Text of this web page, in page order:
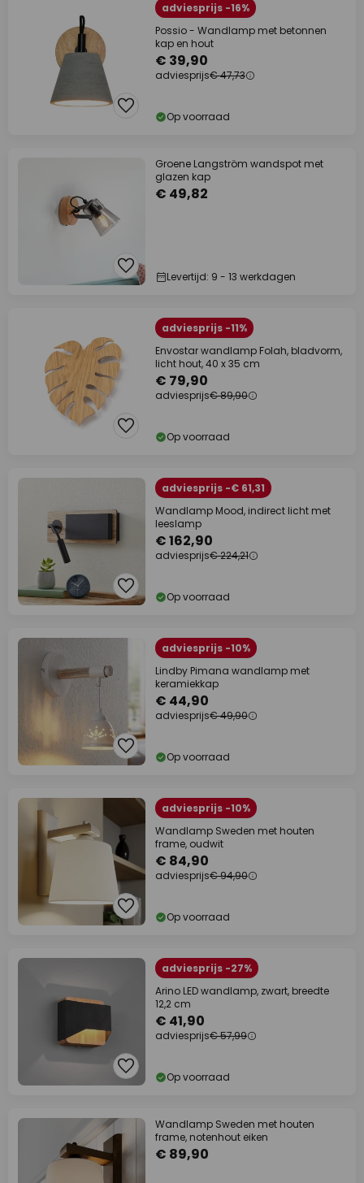
adviesprijs -16%
Possio - Wandlamp met betonnen
kap en hout
€ 39,90
adviesprijs€ 47,73
Op voorraad
Groene Langström wandspot met
glazen kap
€ 49,82
Levertijd: 9 - 13 werkdagen
adviesprijs -11%
Envostar wandlamp Folah, bladvorm,
licht hout, 40 x 35 cm
€ 79,90
adviesprijs€ 89,90
Op voorraad
adviesprijs -€ 61,31
Wandlamp Mood, indirect licht met
leeslamp
€ 162,90
adviesprijs€ 224,21
Op voorraad
adviesprijs -10%
Lindby Pimana wandlamp met
keramiekkap
€ 44,90
adviesprijs€ 49,90
Op voorraad
adviesprijs -10%
Wandlamp Sweden met houten
frame, oudwit
€ 84,90
adviesprijs€ 94,90
Op voorraad
adviesprijs -27%
Arino LED wandlamp, zwart, breedte
12,2 cm
€ 41,90
adviesprijs€ 57,99
Op voorraad
Wandlamp Sweden met houten
frame, notenhout eiken
€ 89,90